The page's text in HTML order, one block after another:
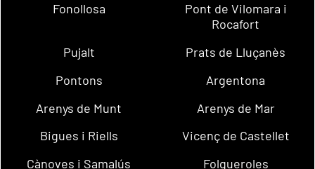
Fonollosa
Pont de Vilomara i
Rocafort
Pujalt
Prats de Lluçanès
Pontons
Argentona
Arenys de Munt
Arenys de Mar
Bigues i Riells
Vicenç de Castellet
Cànoves i Samalús
Folgueroles